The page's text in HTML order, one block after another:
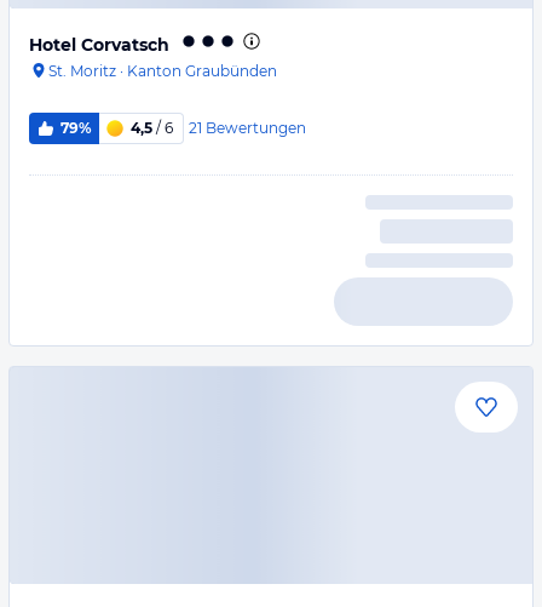
Hotel Corvatsch
St. Moritz · Kanton Graubünden
79% 4,5 / 6 21 Bewertungen